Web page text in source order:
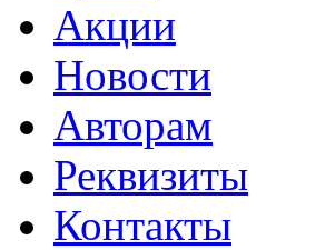
Акции
Новости
Авторам
Реквизиты
Контакты